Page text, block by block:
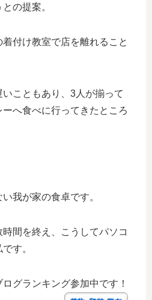
の提案。
付け教室で店を離れること
こともあり、3人が揃って
へ食べに行ってきたところ
我が家の食卓です。
間を終え、こうしてパソコ
す。
グランキング参加中です！